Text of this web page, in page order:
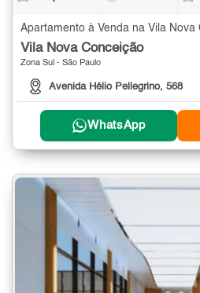
Vila Nova Conceição
Zona Sul - São Paulo
Avenida Hélio Pellegrino, 568
WhatsApp